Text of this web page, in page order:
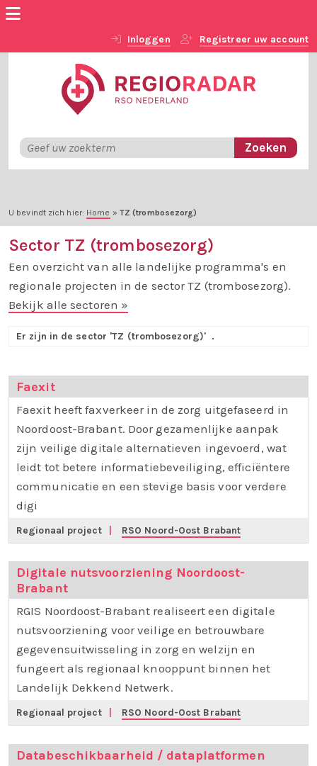
Inloggen Registreer uw account
U bevindt zich hier: Home » TZ (trombosezorg)
Sector TZ (trombosezorg)
Een overzicht van alle landelijke programma's en
regionale projecten in de sector TZ (trombosezorg).
Bekijk alle sectoren »
Er zijn in de sector 'TZ (trombosezorg)' .
Faexit
Faexit heeft faxverkeer in de zorg uitgefaseerd in
Noordoost-Brabant. Door gezamenlijke aanpak
zijn veilige digitale alternatieven ingevoerd, wat
leidt tot betere informatiebeveiliging, efficiëntere
communicatie en een stevige basis voor verdere
digi
Regionaal project RSO Noord-Oost Brabant
Digitale nutsvoorziening Noordoost-
Brabant
RGIS Noordoost-Brabant realiseert een digitale
nutsvoorziening voor veilige en betrouwbare
gegevensuitwisseling in zorg en welzijn en
fungeert als regionaal knooppunt binnen het
Landelijk Dekkend Netwerk.
Regionaal project RSO Noord-Oost Brabant
Databeschikbaarheid / dataplatformen